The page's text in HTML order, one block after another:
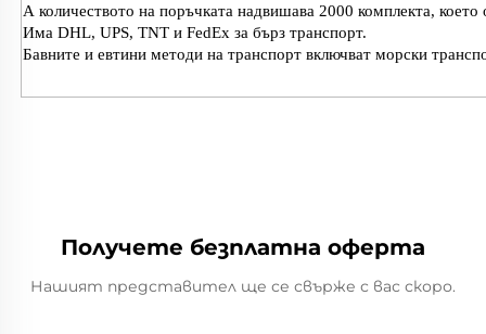
А количеството на поръчката надвишава 2000 комплекта,
Има DHL, UPS, TNT и FedEx за бърз транспорт.
Бавните и евтини методи на транспорт включват морски
Получете безплатна оферта
Нашият представител ще се свърже с вас скоро.